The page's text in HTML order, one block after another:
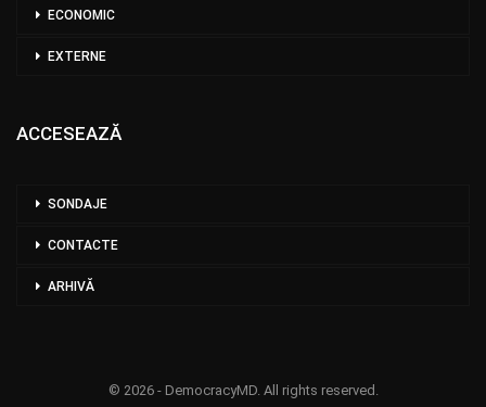
ECONOMIC
EXTERNE
ACCESEAZĂ
SONDAJE
CONTACTE
ARHIVĂ
© 2026 - DemocracyMD. All rights reserved.